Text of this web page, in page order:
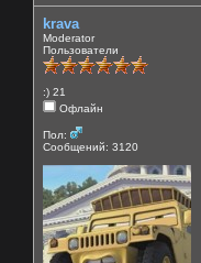
krava
Moderator
Пользователи
:) 21
Офлайн
Пол:
Сообщений: 3120